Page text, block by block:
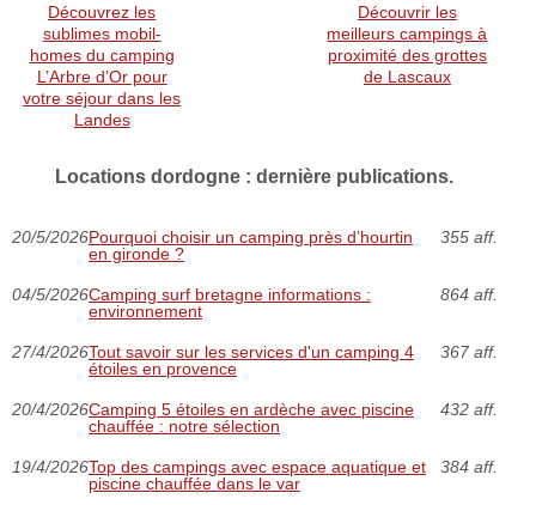
Découvrez les
sublimes mobil-
homes du camping
L’Arbre d’Or pour
votre séjour dans les
Landes
Découvrir les
meilleurs campings à
proximité des grottes
de Lascaux
Locations dordogne : dernière publications.
20/5/2026Pourquoi choisir un camping près d’hourtin
en gironde ?
355 aff.
04/5/2026Camping surf bretagne informations :
environnement
864 aff.
27/4/2026Tout savoir sur les services d'un camping 4
étoiles en provence
367 aff.
20/4/2026Camping 5 étoiles en ardèche avec piscine
chauffée : notre sélection
432 aff.
19/4/2026Top des campings avec espace aquatique et
piscine chauffée dans le var
384 aff.